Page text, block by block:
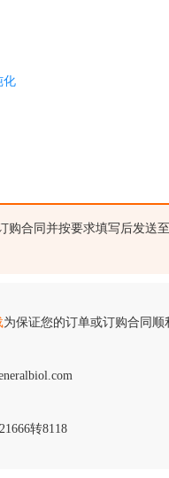
化
购合同并按要求填写后发送至
为保证您的订单或订购合同顺
转8118